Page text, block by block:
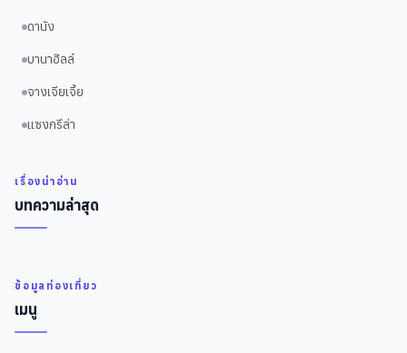
ดานัง
บานาฮิลล์
จางเจียเจี้ย
แซงกรีล่า
เรื่องน่าอ่าน
บทความล่าสุด
ข้อมูลท่องเที่ยว
เมนู